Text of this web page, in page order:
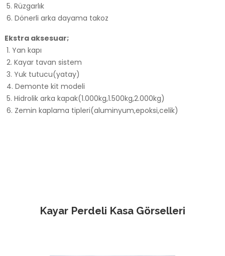
5. Rüzgarlık
6. Dönerli arka dayama takoz
Ekstra aksesuar;
1. Yan kapı
2. Kayar tavan sistem
3. Yuk tutucu(yatay)
4. Demonte kit modeli
5. Hidrolik arka kapak(1.000kg,1.500kg,2.000kg)
6. Zemin kaplama tipleri(aluminyum,epoksi,celik)
Kayar Perdeli Kasa Görselleri